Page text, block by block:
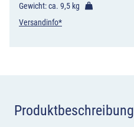
Gewicht: ca. 9,5 kg
Versandinfo*
Produktbeschreibung